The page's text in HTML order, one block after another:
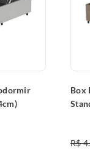
Box
R$4.